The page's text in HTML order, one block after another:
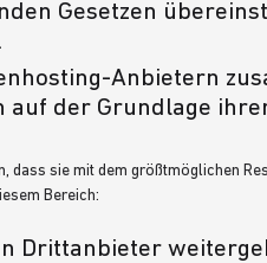
Gesetzen
Anbietern
der Grundlage
sie mit dem größtmöglichen
Bereich:
Drittanbieter